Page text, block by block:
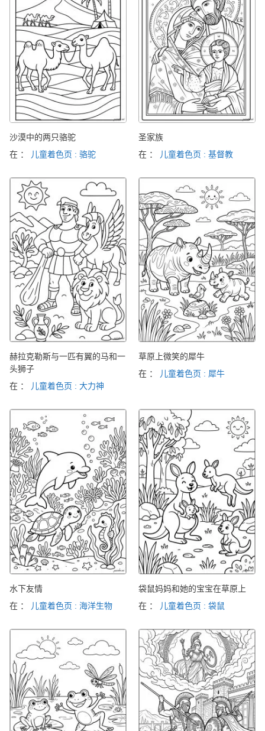
沙漠中的两只骆驼
在 ：
儿童着色页 : 骆驼
圣家族
在 ：
儿童着色页 : 基督教
赫拉克勒斯与一匹有翼的马和一
头狮子
在 ：
儿童着色页 : 大力神
草原上微笑的犀牛
在 ：
儿童着色页 : 犀牛
水下友情
在 ：
儿童着色页 : 海洋生物
袋鼠妈妈和她的宝宝在草原上
在 ：
儿童着色页 : 袋鼠